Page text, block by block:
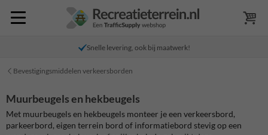
Snelle levering, ook bij maatwerk!
Bevestigingsmiddelen verkeersborden
Muurbeugels en hekbeugels
Met muurbeugels en hekbeugels monteer je een verkeersbord,
parkeerbord, eigen terrein bord of informatiebord stevig op een